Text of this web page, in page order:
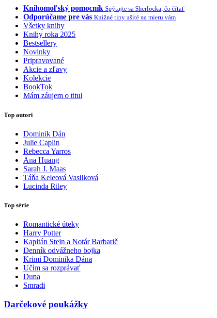
Knihomoľský pomocník Spýtajte sa Sherlocka, čo čítať
Odporúčame pre vás Knižné tipy ušité na mieru vám
Všetky knihy
Knihy roka 2025
Bestsellery
Novinky
Pripravované
Akcie a zľavy
Kolekcie
BookTok
Mám záujem o titul
Top autori
Dominik Dán
Julie Caplin
Rebecca Yarros
Ana Huang
Sarah J. Maas
Táňa Keleová Vasilková
Lucinda Riley
Top série
Romantické úteky
Harry Potter
Kapitán Stein a Notár Barbarič
Denník odvážneho bojka
Krimi Dominika Dána
Učím sa rozprávať
Duna
Smradi
Darčekové poukážky